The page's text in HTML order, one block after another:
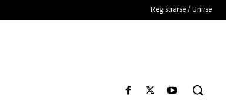
Registrarse / Unirse